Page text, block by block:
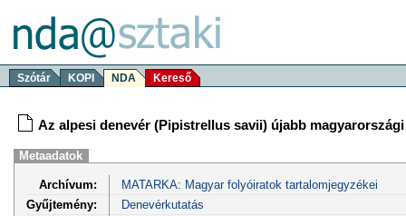
Szótár KOPI NDA Kereső
Az alpesi denevér (Pipistrellus savii) újabb
Metaadatok
Archívum:
MATARKA: Magyar folyóiratok tartalomjegyzékei
Gyűjtemény:
Denevérkutatás